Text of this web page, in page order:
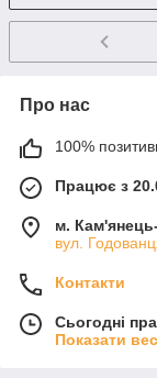
Про нас
100%
Працює з
м.
вул.
Контакти
Сьогодні
Показати